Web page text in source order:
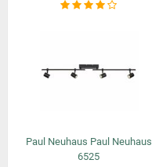
Paul Neuhaus Paul Neuhaus
6525